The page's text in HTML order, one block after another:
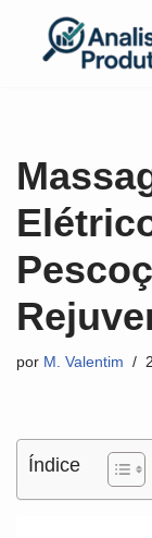
Pular
por M. Valentim
Índice